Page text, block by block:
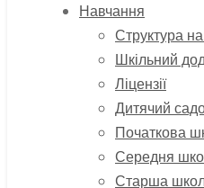
Навчання
Структура
Шкільний
Ліцензії
Дитячий
Початкова
Середня
Старша